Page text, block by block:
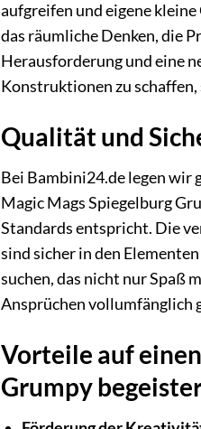
aufgreifen und eigene
das räumliche Denken, die
Herausforderung und eine
Konstruktionen zu
Qualität und
Bei Bambini24.de legen
Magic Mags Spiegelburg
Standards entspricht. Die
sind sicher in den
suchen, das nicht nur Spaß
Ansprüchen vollumfänglich
Vorteile auf
Grumpy